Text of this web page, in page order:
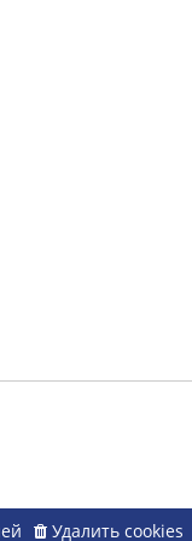
Удалить cookies